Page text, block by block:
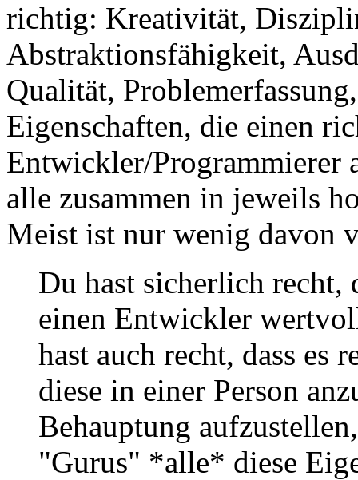
richtig: Kreativität,
Abstraktionsfähigkeit,
Qualität,
Eigenschaften, die einen
Entwickler/Programmierer
alle zusammen in jeweils
Meist ist nur wenig davon
Du hast sicherlich recht,
einen Entwickler
hast auch recht, dass es
diese in einer Person
Behauptung
"Gurus" *alle* diese